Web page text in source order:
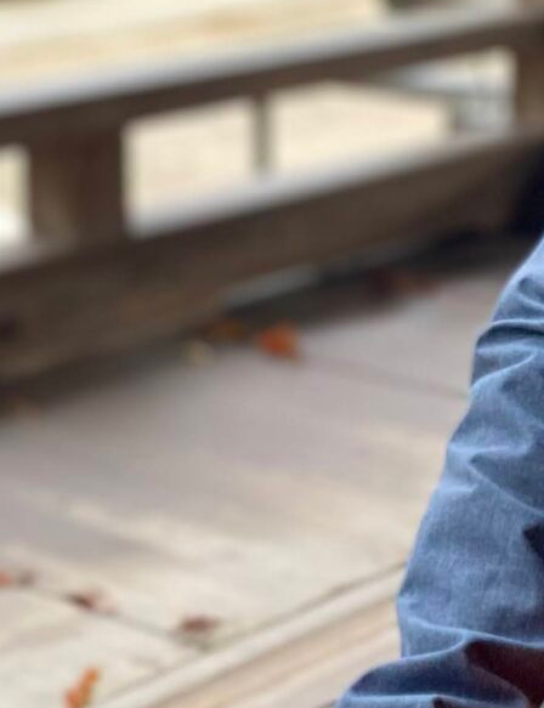
yanosankaguraden
2021年11月11日
索：
カテゴリー
ちば クラウドファンディングとは